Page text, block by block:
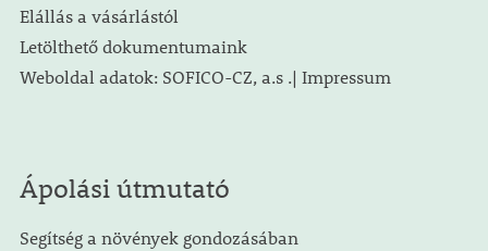
Elállás a vásárlástól
Letölthető dokumentumaink
Weboldal adatok: SOFICO-CZ, a.s .| Impressum
Ápolási útmutató
Segítség a növények gondozásában